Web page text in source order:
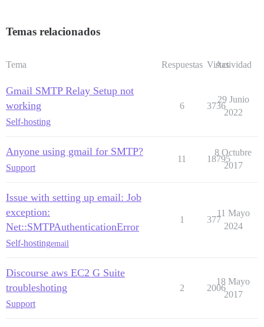
Temas relacionados
Tema Respuestas Vistas
Actividad
Gmail SMTP Relay Setup not
working
Self-hosting
6 3736
29 Junio
2022
Anyone using gmail for SMTP?
Support
11 18795
8 Octubre
2017
Issue with setting up email: Job
exception:
Net::SMTPAuthenticationError
Self-hostingemail
1 377
11 Mayo
2024
Discourse aws EC2 G Suite
troubleshoting
Support
2 2006
18 Mayo
2017